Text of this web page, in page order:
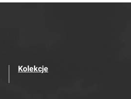
Kolekcje